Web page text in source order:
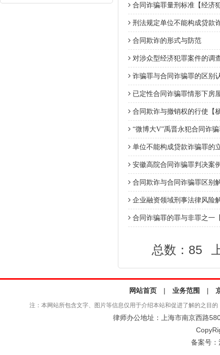
合同诈骗罪量刑标准【经济
刑法规定单位不能构成贷款
合同欺诈的形式与防范
对涉众型经济犯罪案件的调
诈骗罪与合同诈骗罪的区别
已定性合同诈骗罪情形下房
合同欺诈与撤销权的行使【
“微博大V”禹晋永犯合同诈
单位不能构成贷款诈骗罪的
安徽高院合同诈骗罪判决案
合同欺诈与合同诈骗罪区别
企业融资领域刑事法律风险
合同诈骗罪的罪与非罪之一
总数：85
网站首页 | 业务范围 |
注：本网站所包含文字、图片等信息仅用于介绍本站和促进了解的之目
律师办公地址：上海市南京西路
备案号：